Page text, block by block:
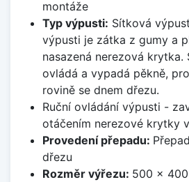
montáže
Typ výpusti: Sítková
výpusti je zátka z gumy a
nasazená nerezová krytka.
ovládá a vypadá pěkně,
rovině se dnem dřezu.
Ruční ovládání výpusti -
otáčením nerezové krytky
Provedení přepadu:
dřezu
Rozměr výřezu: 500 x 400